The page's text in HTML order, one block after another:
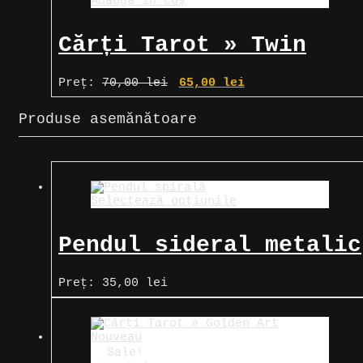
Cărți Tarot » Twin
Flame: Awakened Path
Tarot
Preț: 70,00lei
Prețul
inițial
fost:
70,00 lei.
65,00 lei
curent
Produse asemănătoare
Selectează opțiunile
Pendul sideral metalic
spirală
Preț: 35,00 lei
Sale!